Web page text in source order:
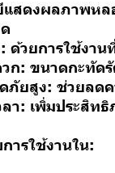
แสดงผลภาพหล
ด้วยการใช้งา
ก: ขนาดกะทัดรั
ภัยสูง: ช่วยลดค
ลา: เพิ่มประสิ
ารใช้งานใน: